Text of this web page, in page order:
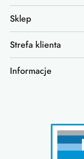
Sklep
Strefa klienta
Informacje